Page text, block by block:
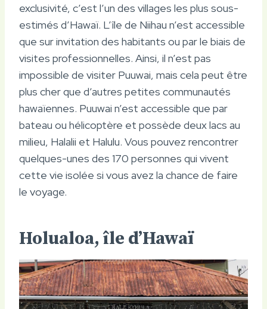
exclusivité, c’est l’un des villages les plus sous-
estimés d’Hawaï. L’île de Niihau n’est accessible
que sur invitation des habitants ou par le biais de
visites professionnelles. Ainsi, il n’est pas
impossible de visiter Puuwai, mais cela peut être
plus cher que d’autres petites communautés
hawaïennes. Puuwai n’est accessible que par
bateau ou hélicoptère et possède deux lacs au
milieu, Halalii et Halulu. Vous pouvez rencontrer
quelques-unes des 170 personnes qui vivent
cette vie isolée si vous avez la chance de faire
le voyage.
Holualoa, île d’Hawaï